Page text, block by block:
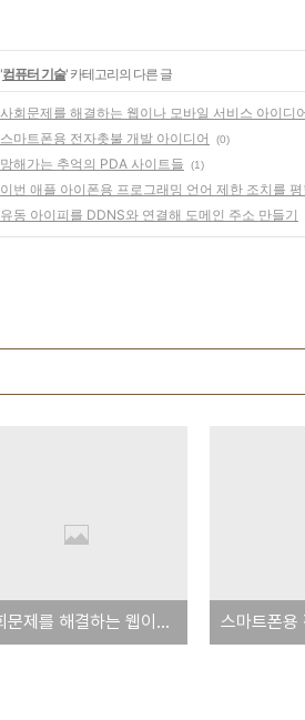
'컴퓨터 기술' 카테고리의 다른 글
사회문제를 해결하는 웹이나 모바일 서비스 아이디
스마트폰용 전자촛불 개발 아이디어 (0)
망해가는 추억의 PDA 사이트들 (1)
이번 애플 아이폰용 프로그래밍 언어 제한 조치를
유동 아이피를 DDNS와 연결해 도메인 주소 만들기
사회문제를 해결하는 웹이나 모바일 서비스 아이디어 공모전와 개발 캠프